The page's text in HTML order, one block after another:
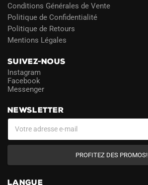
Conditions Générales de Vente
Politique de Confidentialité
Politique de Retours
Mentions Légales
SUIVEZ-NOUS
Instagram
Facebook
Messenger
NEWSLETTER
PROFITEZ DES PROMOS!
LANGUE